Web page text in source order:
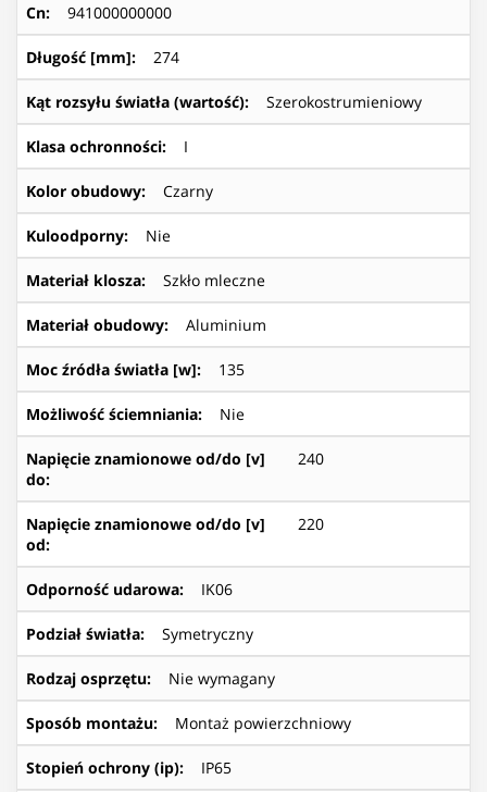
Cn: 941000000000
Długość [mm]: 274
Kąt rozsyłu światła (wartość): Szerokostrumieniowy
Klasa ochronności: I
Kolor obudowy: Czarny
Kuloodporny: Nie
Materiał klosza: Szkło mleczne
Materiał obudowy: Aluminium
Moc źródła światła [w]: 135
Możliwość ściemniania: Nie
Napięcie znamionowe od/do [v]
do:
240
Napięcie znamionowe od/do [v]
od:
220
Odporność udarowa: IK06
Podział światła: Symetryczny
Rodzaj osprzętu: Nie wymagany
Sposób montażu: Montaż powierzchniowy
Stopień ochrony (ip): IP65